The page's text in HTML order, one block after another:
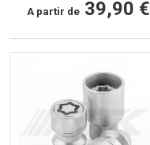
A partir de 39,90 €